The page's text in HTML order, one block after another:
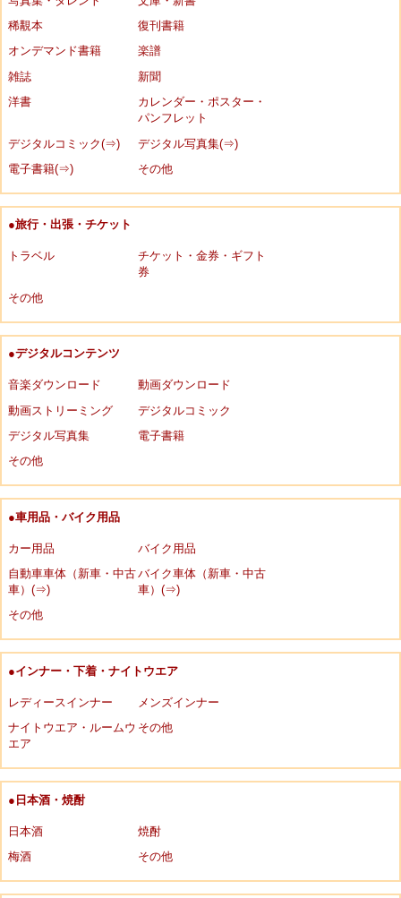
稀覯本
復刊書籍
オンデマンド書籍
楽譜
雑誌
新聞
洋書
カレンダー・ポスター・
パンフレット
デジタルコミック(⇒)
デジタル写真集(⇒)
電子書籍(⇒)
その他
●旅行・出張・チケット
トラベル
チケット・金券・ギフト
券
その他
●デジタルコンテンツ
音楽ダウンロード
動画ダウンロード
動画ストリーミング
デジタルコミック
デジタル写真集
電子書籍
その他
●車用品・バイク用品
カー用品
バイク用品
自動車車体（新車・中古
車）(⇒)
バイク車体（新車・中古
車）(⇒)
その他
●インナー・下着・ナイトウエア
レディースインナー
メンズインナー
ナイトウエア・ルームウ
エア
その他
●日本酒・焼酎
日本酒
焼酎
梅酒
その他